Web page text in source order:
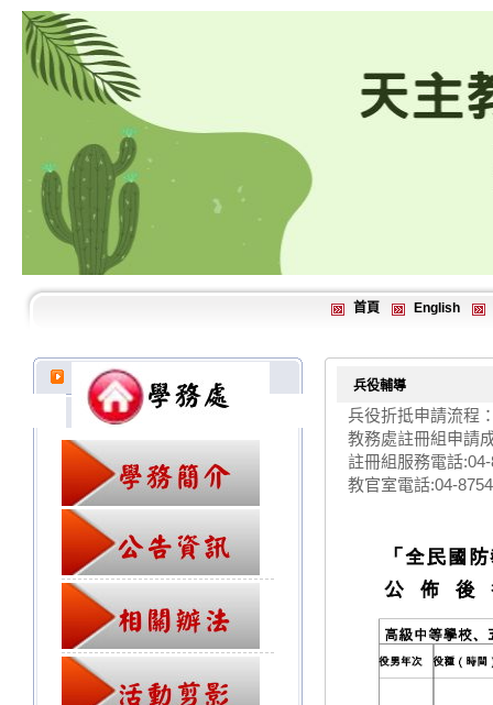
首頁 English
兵役輔導
兵役折抵申請流程
教務處註冊組申請
註冊組服務電話
教官室電話:04-